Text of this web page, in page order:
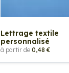
Lettrage textile
personnalisé
à partir de 0,48 €